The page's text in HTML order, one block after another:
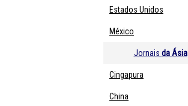
Estados Unidos
México
Jornais da Ásia
Cingapura
China